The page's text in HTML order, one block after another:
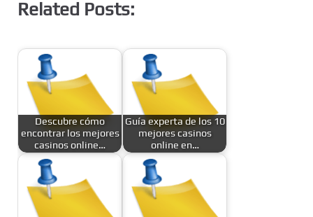
Related Posts:
Descubre cómo
encontrar los mejores
casinos online…
Guía experta de los 10
mejores casinos
online en…